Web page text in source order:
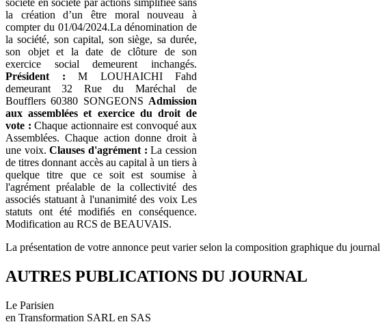
la création d’un être moral nouveau à
compter du 01/04/2024.La dénomination de
la société, son capital, son siège, sa durée,
son objet et la date de clôture de son
exercice social demeurent inchangés.
Président : M LOUHAICHI Fahd
demeurant 32 Rue du Maréchal de
Boufflers 60380 SONGEONS Admission
aux assemblées et exercice du droit de
vote : Chaque actionnaire est convoqué aux
Assemblées. Chaque action donne droit à
une voix.Clauses d'agrément : La cession
de titres donnant accès au capital à un tiers à
quelque titre que ce soit est soumise à
l'agrément préalable de la collectivité des
associés statuant à l'unanimité des voix Les
statuts ont été modifiés en conséquence.
Modification au RCS de BEAUVAIS.
La présentation de votre annonce peut varier selon la composition graphique du journal
AUTRES PUBLICATIONS DU JOURNAL
Le Parisien
en Transformation SARL en SAS